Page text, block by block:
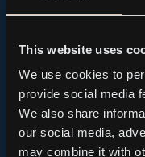
This website uses
We use cookies to
provide social media
We also share
our social media,
may combine it with